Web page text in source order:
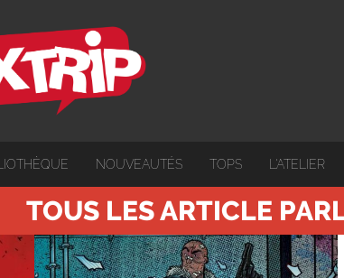
NOUVEAUTÉS TOPS L'ATELIER
TOUS LES ARTICLE